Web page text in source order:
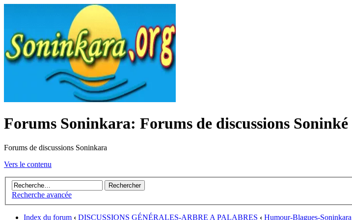
Forums Soninkara: Forums de discussions Soninké
Forums de discussions Soninkara
Vers le contenu
Recherche avancée
Index du forum ‹ DISCUSSIONS GÉNÉRALES-ARBRE A PALABRES ‹ Humour-Blagues-Soninkara